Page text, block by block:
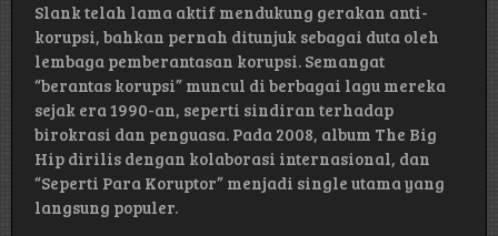
Slank telah lama aktif mendukung gerakan anti-
korupsi, bahkan pernah ditunjuk sebagai duta oleh
lembaga pemberantasan korupsi. Semangat
“berantas korupsi” muncul di berbagai lagu mereka
sejak era 1990-an, seperti sindiran terhadap
birokrasi dan penguasa. Pada 2008, album The Big
Hip dirilis dengan kolaborasi internasional, dan
“Seperti Para Koruptor” menjadi single utama yang
langsung populer.